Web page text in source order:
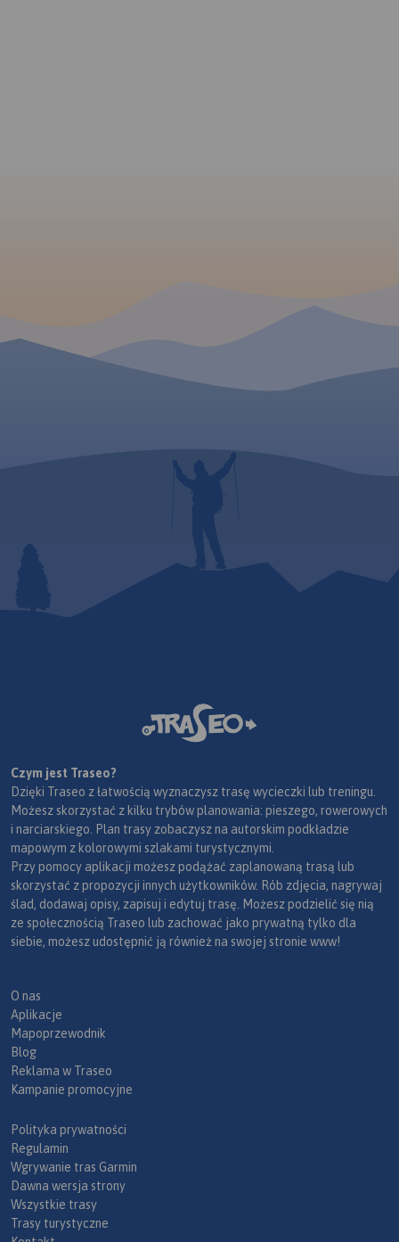
Czym jest Traseo?
Dzięki Traseo z łatwością wyznaczysz trasę wycieczki lub treningu.
Możesz skorzystać z kilku trybów planowania: pieszego, rowerowych
i narciarskiego. Plan trasy zobaczysz na autorskim podkładzie
mapowym z kolorowymi szlakami turystycznymi.
Przy pomocy aplikacji możesz podążać zaplanowaną trasą lub
skorzystać z propozycji innych użytkowników. Rób zdjęcia, nagrywaj
ślad, dodawaj opisy, zapisuj i edytuj trasę. Możesz podzielić się nią
ze społecznością Traseo lub zachować jako prywatną tylko dla
siebie, możesz udostępnić ją również na swojej stronie www!
O nas
Aplikacje
Mapoprzewodnik
Blog
Reklama w Traseo
Kampanie promocyjne
Polityka prywatności
Regulamin
Wgrywanie tras Garmin
Dawna wersja strony
Wszystkie trasy
Trasy turystyczne